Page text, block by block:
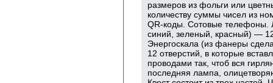
размеров из фольги или
количеству суммы чисел из
QR-коды. Сотовые телефоны.
синий, зеленый, красный) —
Энергоскала (из фанеры
12 отверстий, в которые
проводами так, чтоб вся
последняя лампа,